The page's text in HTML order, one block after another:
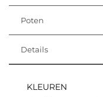
Poten
Details
KLEUREN